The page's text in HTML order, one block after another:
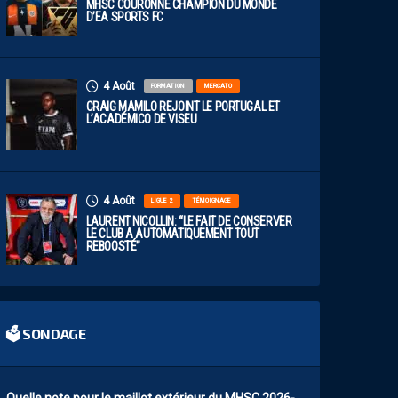
MHSC COURONNÉ CHAMPION DU MONDE
D’EA SPORTS FC
4 Août FORMATION MERCATO
CRAIG MAMILO REJOINT LE PORTUGAL ET
L’ACADÉMICO DE VISEU
4 Août LIGUE 2 TÉMOIGNAGE
LAURENT NICOLLIN: “LE FAIT DE CONSERVER
LE CLUB A AUTOMATIQUEMENT TOUT
REBOOSTÉ”
🗳 SONDAGE